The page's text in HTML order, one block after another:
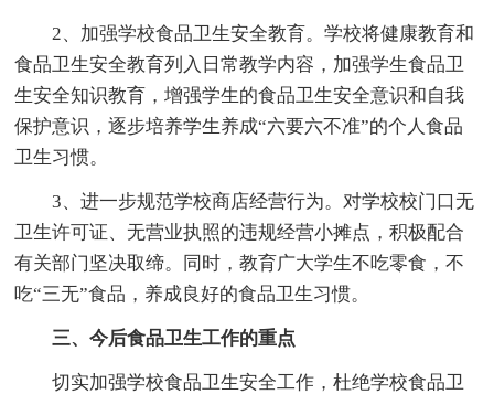
2、加强学校食品卫生安全教育。学校将健康教育和
食品卫生安全教育列入日常教学内容，加强学生食品卫
生安全知识教育，增强学生的食品卫生安全意识和自我
保护意识，逐步培养学生养成“六要六不准”的个人食品
卫生习惯。
3、进一步规范学校商店经营行为。对学校校门口无
卫生许可证、无营业执照的违规经营小摊点，积极配合
有关部门坚决取缔。同时，教育广大学生不吃零食，不
吃“三无”食品，养成良好的食品卫生习惯。
三、今后食品卫生工作的重点
切实加强学校食品卫生安全工作，杜绝学校食品卫